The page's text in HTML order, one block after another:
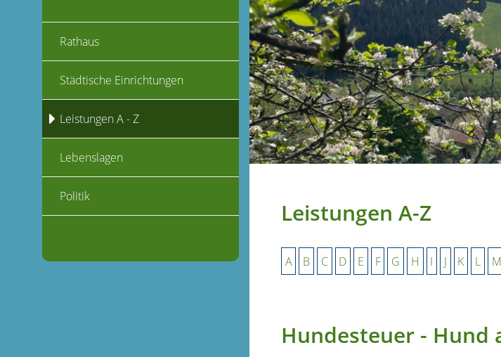
Leistungen A-Z
A B C D E F G H I J K L M
Hundesteuer - Hund
Rathaus
Städtische Einrichtungen
Leistungen A - Z
Lebenslagen
Politik